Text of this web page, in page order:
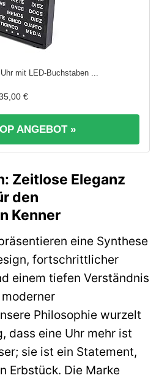
mit LED-Buchstaben ...
€
ANGEBOT »
Zeitlose Eleganz
den
Kenner
eine Synthese
fortschrittlicher
einem tiefen Verständnis
Philosophie wurzelt
dass eine Uhr mehr ist
sie ist ein Statement,
Erbstück. Die Marke